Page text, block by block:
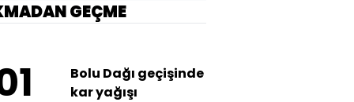
GEÇME
Bolu Dağı geçişinde
kar yağışı